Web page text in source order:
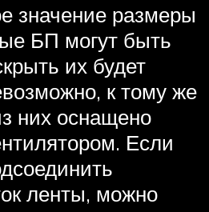
значение размеры
БП могут быть
их будет
к тому же
них оснащено
Если
ленты, можно